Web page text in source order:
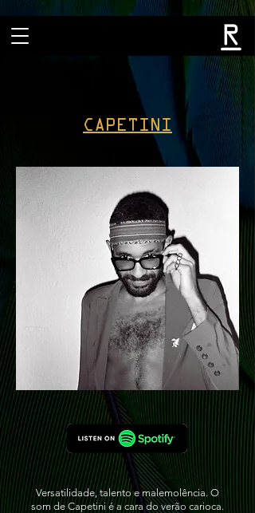
CAPETINI
Versatilidade, talento e malemolência. O
som de Capetini é a cara do verão carioca.